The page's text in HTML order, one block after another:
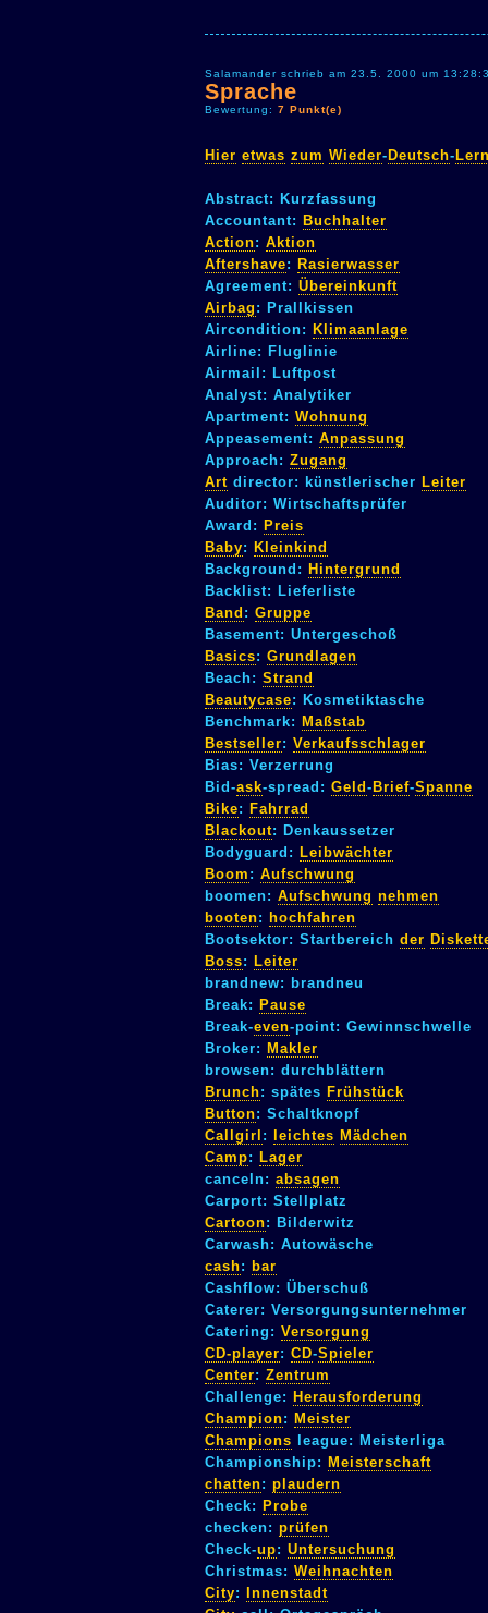
Salamander schrieb am 23.5. 2000 um
Sprache
Bewertung: 7 Punkt(e)
Hier etwas zum Wieder- Deutsch-
Abstract: Kurzfassung
Accountant: Buchhalter
Action: Aktion
Aftershave: Rasierwasser
Agreement: Übereinkunft
Airbag : Prallkissen
Aircondition: Klimaanlage
Airline: Fluglinie
Airmail: Luftpost
Analyst: Analytiker
Apartment: Wohnung
Appeasement: Anpassung
Approach: Zugang
Art director: künstlerischer Leiter
Auditor: Wirtschaftsprüfer
Award: Preis
Baby: Kleinkind
Background: Hintergrund
Backlist: Lieferliste
Band : Gruppe
Basement: Untergeschoß
Basics: Grundlagen
Beach: Strand
Beautycase: Kosmetiktasche
Benchmark: Maßstab
Bestseller: Verkaufsschlager
Bias: Verzerrung
Bid-ask-spread: Geld - Brief-Spanne
Bike: Fahrrad
Blackout: Denkaussetzer
Bodyguard: Leibwächter
Boom : Aufschwung
boomen: Aufschwung nehmen
booten: hochfahren
Bootsektor: Startbereich der
Boss: Leiter
brandnew: brandneu
Break: Pause
Break-even-point: Gewinnschwelle
Broker: Makler
browsen: durchblättern
Brunch: spätes Frühstück
Button: Schaltknopf
Callgirl : leichtes Mädchen
Camp: Lager
canceln: absagen
Carport: Stellplatz
Cartoon: Bilderwitz
Carwash: Autowäsche
cash: bar
Cashflow: Überschuß
Caterer: Versorgungsunternehmer
Catering: Versorgung
CD-player: CD-Spieler
Center: Zentrum
Challenge: Herausforderung
Champion: Meister
Champions league: Meisterliga
Championship: Meisterschaft
chatten: plaudern
Check: Probe
checken: prüfen
Check-up: Untersuchung
Christmas: Weihnachten
City:
Innenstadt